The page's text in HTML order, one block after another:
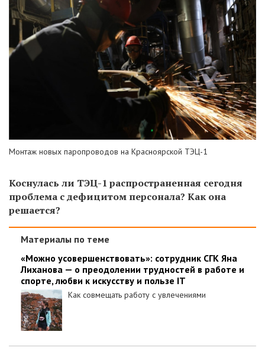
Монтаж новых паропроводов на Красноярской ТЭЦ-1
Коснулась ли ТЭЦ-1 распространенная сегодня
проблема с дефицитом персонала? Как она
решается?
Материалы по теме
«Можно усовершенствовать»: сотрудник СГК Яна
Лиханова — о преодолении трудностей в работе и
спорте, любви к искусству и пользе IT
Как совмещать работу с увлечениями